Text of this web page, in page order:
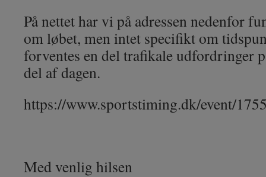
På nettet har vi på adressen nedenfor
om løbet, men intet specifikt om
forventes en del trafikale udfordringer
del af dagen.
https://www.sportstiming.dk/event/
Med venlig hilsen